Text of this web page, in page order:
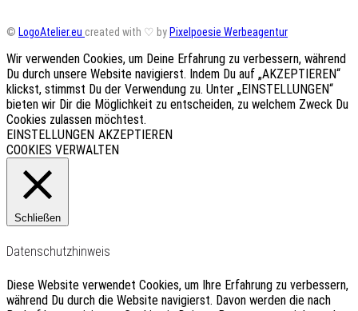
© LogoAtelier.eu created with ♡ byPixelpoesie Werbeagentur
Wir verwenden Cookies, um Deine Erfahrung zu verbessern, während
Du durch unsere Website navigierst. Indem Du auf „AKZEPTIEREN“
klickst, stimmst Du der Verwendung zu. Unter „EINSTELLUNGEN“
bieten wir Dir die Möglichkeit zu entscheiden, zu welchem Zweck Du
Cookies zulassen möchtest.
EINSTELLUNGEN AKZEPTIEREN
COOKIES VERWALTEN
Schließen
Datenschutzhinweis
Diese Website verwendet Cookies, um Ihre Erfahrung zu verbessern,
während Du durch die Website navigierst. Davon werden die nach